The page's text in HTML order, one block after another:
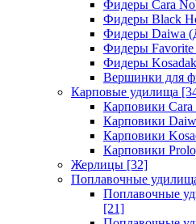
Фидеры Cara
Фидеры Black
Фидеры Daiwa
Фидеры
Фидеры
Вершинки для
Карповые удилища
Карповики
Карповики
Карповики
Карповики
Жерлицы [32]
Поплавочные
Поплавочные
[21]